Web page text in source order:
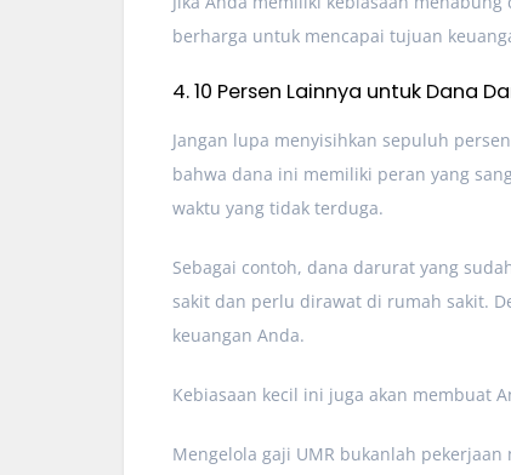
berharga untuk mencapai tujuan
4. 10 Persen Lainnya untuk Dana
Jangan lupa menyisihkan sepuluh
bahwa dana ini memiliki peran yang
waktu yang tidak terduga.
Sebagai contoh, dana darurat yang
sakit dan perlu dirawat di rumah sakit.
keuangan Anda.
Kebiasaan kecil ini juga akan membuat
Mengelola gaji UMR bukanlah